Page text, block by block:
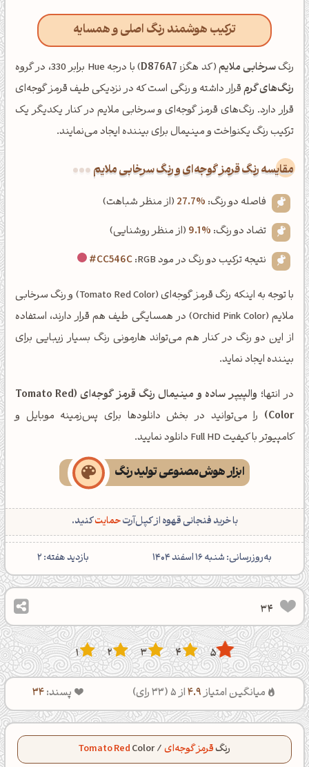
ترکیب هوشمند رنگ اصلی و همسایه
رنگسرخابی ملایم(کد هگز: D876A7) با درجه Hue برابر 330، در گروه
رنگ‌های گرمقرار داشته و رنگی است که در نزدیکی طیف قرمز گوجه‌ای
قرار دارد. رنگ‌های قرمز گوجه‌ای و سرخابی ملایم در کنار یکدیگر یک
ترکیب رنگ یکنواخت و مینیمال برای بیننده ایجاد می‌نمایند.
‌مقایسه رنگ قرمز گوجه‌ای و رنگ سرخابی ملایم
فاصله دو رنگ: 27.7% (از منظر شباهت)
تضاد دو رنگ: 9.1% (از منظر روشنایی)
نتیجه ترکیب دو رنگ در مود RGB:
#CC546C
با توجه به اینکه رنگ قرمز گوجه‌ای (Tomato Red Color) و رنگ سرخابی
ملایم (Orchid Pink Color) در همسایگی طیف هم قرار دارند، استفاده
از این دو رنگ در کنار هم می‌تواند هارمونی رنگ بسیار زیبایی برای
بیننده ایجاد نماید.
در انتها؛
والپیپر ساده و مینیمال رنگ قرمز گوجه‌ای (Tomato Red
Color)
را می‌توانید در بخش دانلودها برای پس‌زمینه موبایل و
کامپیوتر با کیفیت Full HD دانلود نمایید.
ابزار هوش‌مصنوعی تولید رنگ
با خرید فنجانی قهوه از کپل‌آرتحمایتکنید.
‌به‌روزرسانی: شنبه 16 اسفند 1404 بازدید هفته:2
34
5
4
3
2
1
میانگین امتیاز4.9از 5 ( 33رای) پسند:34
رنگقرمز گوجه‌ای/
Color
Tomato Red